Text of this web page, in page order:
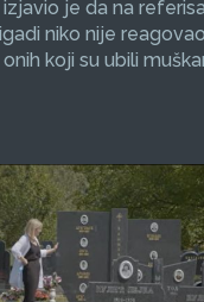
je da na
niko nije
koji su ubili